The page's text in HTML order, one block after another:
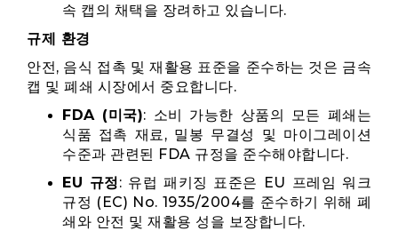
속 캡의 채택을 장려하고 있습니다.
규제 환경
안전, 음식 접촉 및 재활용 표준을 준수하는 것은 금속
캡 및 폐쇄 시장에서 중요합니다.
FDA (미국): 소비 가능한 상품의 모든 폐쇄는
식품 접촉 재료, 밀봉 무결성 및 마이그레이션
수준과 관련된 FDA 규정을 준수해야합니다.
EU 규정: 유럽 패키징 표준은 EU 프레임 워크
규정 (EC) No. 1935/2004를 준수하기 위해 폐
쇄와 안전 및 재활용 성을 보장합니다.